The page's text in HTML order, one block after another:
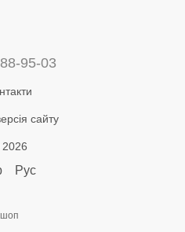
95-03
сайту
Рус